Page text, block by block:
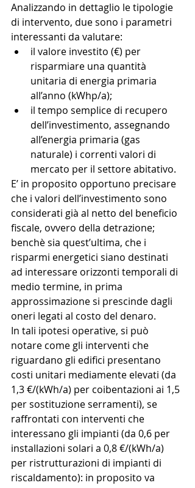
Analizzando in dettaglio le tipologie
di intervento, due sono i parametri
interessanti da valutare:
il valore investito (€) per
risparmiare una quantità
unitaria di energia primaria
all’anno (kWhp/a);
il tempo semplice di recupero
dell’investimento, assegnando
all’energia primaria (gas
naturale) i correnti valori di
mercato per il settore abitativo.
E’ in proposito opportuno precisare
che i valori dell’investimento sono
considerati già al netto del beneficio
fiscale, ovvero della detrazione;
benchè sia quest’ultima, che i
risparmi energetici siano destinati
ad interessare orizzonti temporali di
medio termine, in prima
approssimazione si prescinde dagli
oneri legati al costo del denaro.
In tali ipotesi operative, si può
notare come gli interventi che
riguardano gli edifici presentano
costi unitari mediamente elevati (da
1,3 €/(kWh/a) per coibentazioni ai 1,5
per sostituzione serramenti), se
raffrontati con interventi che
interessano gli impianti (da 0,6 per
installazioni solari a 0,8 €/(kWh/a)
per ristrutturazioni di impianti di
riscaldamento): in proposito va